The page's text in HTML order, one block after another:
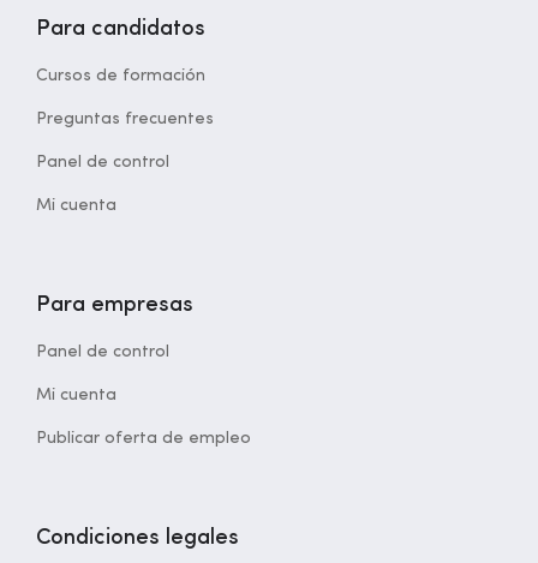
Para candidatos
Cursos de formación
Preguntas frecuentes
Panel de control
Mi cuenta
Para empresas
Panel de control
Mi cuenta
Publicar oferta de empleo
Condiciones legales